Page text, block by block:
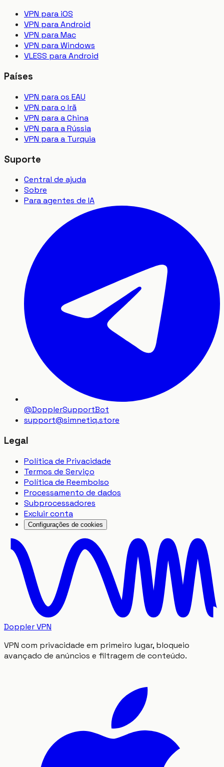
VPN para iOS
VPN para Android
VPN para Mac
VPN para Windows
VLESS para Android
Países
VPN para os EAU
VPN para o Irã
VPN para a China
VPN para a Rússia
VPN para a Turquia
Suporte
Central de ajuda
Sobre
Para agentes de IA
@DopplerSupportBot
support@simnetiq.store
Legal
Política de Privacidade
Termos de Serviço
Política de Reembolso
Processamento de dados
Subprocessadores
Excluir conta
Configurações de cookies
Doppler VPN
VPN com privacidade em primeiro lugar, bloqueio
avançado de anúncios e filtragem de conteúdo.